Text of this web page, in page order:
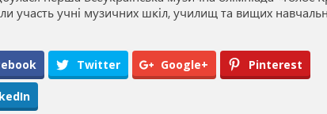
участь учні музичних шкіл, училищ та вищих
Twitter Google+ Pinterest